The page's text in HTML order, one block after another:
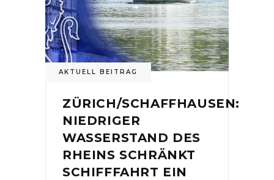
AKTUELL BEITRAG
ZÜRICH/SCHAFFHAUSEN:
NIEDRIGER
WASSERSTAND DES
RHEINS SCHRÄNKT
SCHIFFFAHRT EIN